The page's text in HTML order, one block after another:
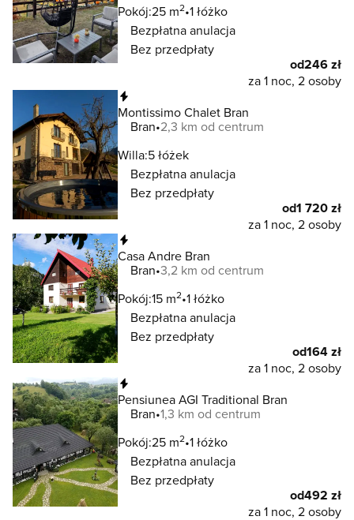
Pokój:25 m2 1 łóżko
Bezpłatna anulacja
Bez przedpłaty
od246 zł
za 1 noc, 2 osoby
Montissimo Chalet Bran
Bran 2,3 km od centrum
Willa:5 łóżek
Bezpłatna anulacja
Bez przedpłaty
od1 720 zł
za 1 noc, 2 osoby
Casa Andre Bran
Bran 3,2 km od centrum
Pokój:15 m2 1 łóżko
Bezpłatna anulacja
Bez przedpłaty
od164 zł
za 1 noc, 2 osoby
Pensiunea AGI Traditional Bran
Bran 1,3 km od centrum
Pokój:25 m2 1 łóżko
Bezpłatna anulacja
Bez przedpłaty
od492 zł
za 1 noc, 2 osoby